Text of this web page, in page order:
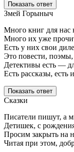
Показать ответ
Змей Горыныч
Много книг для нас
Много их уже
Есть у них свои
Это повести, поэмы,
Детективы есть —
Есть рассказы, есть
Показать ответ
Сказки
Писатели пишут, а
Детишек, с
Просим закрыть на
Читая при этом,